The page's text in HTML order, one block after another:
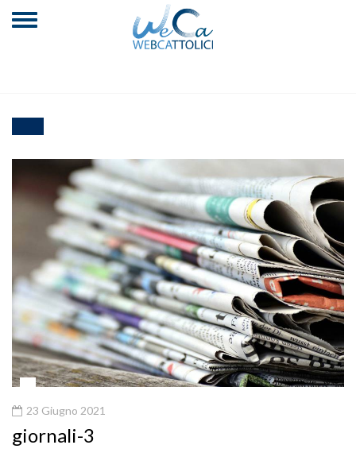
23 Giugno 2021
giornali-3